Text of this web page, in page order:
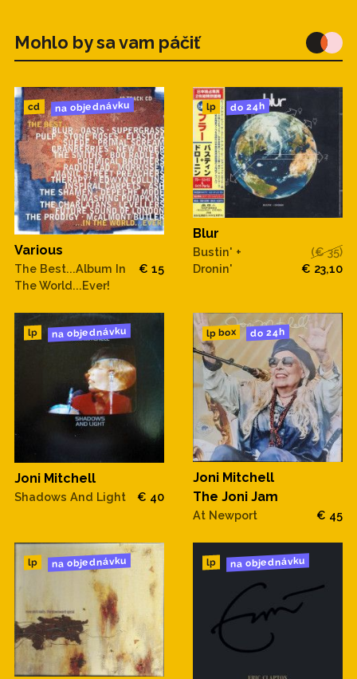
Mohlo by sa vam páčiť
cd na objednávku
Various
The Best...Album In
The World...Ever!
€ 15
lp do 24h
Blur
Bustin' +
Dronin'
(€ 35)
€ 23,10
lp na objednávku
Joni Mitchell
Shadows And Light € 40
lp box do 24h
Joni Mitchell
The Joni Jam
At Newport € 45
lp na objednávku lp na objednávku